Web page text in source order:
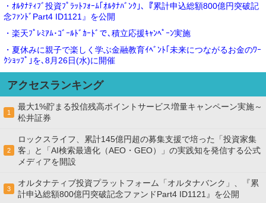
・ｵﾙﾀﾅﾃｨﾌﾞ投資ﾌﾟﾗｯﾄﾌｫｰﾑ｢ｵﾙﾀﾅﾊﾞﾝｸ｣､『累計申込総額800億円突破記
念ﾌｧﾝﾄﾞPart4 ID1121』を公開
・楽天ﾌﾟﾚﾐｱﾑ･ｺﾞｰﾙﾄﾞｶｰﾄﾞで､積立応援ｷｬﾝﾍﾟｰﾝ実施
・夏休みに親子で楽しく学ぶ金融教育ｲﾍﾞﾝﾄ｢未来につながるお金のﾜｰ
ｸｼｮｯﾌﾟ｣を､8月26日(水)に開催
アクセスランキング
1
最大1%貯まる投信残高ポイントサービス増量キャンペーン実施～
松井証券
2
ロックスライフ、累計145億円超の募集支援で培った「投資家集
客」と「AI検索最適化（AEO・GEO）」の実践知を発信する公式
メディアを開設
3
オルタナティブ投資プラットフォーム「オルタナバンク」、『累
計申込総額800億円突破記念ファンドPart4 ID1121』を公開